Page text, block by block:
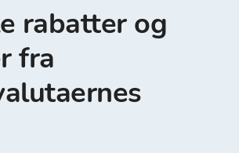
rabatter og
fra